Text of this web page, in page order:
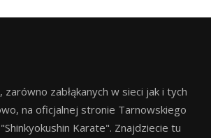
zabłąkanych w sieci jak i tych
na oficjalnej stronie Tarnowskiego
Karate". Znajdziecie tu